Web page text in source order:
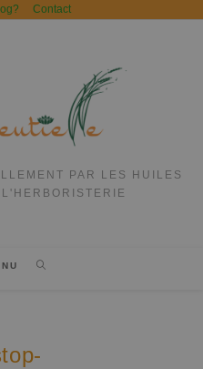
Contact
PAR LES HUILES